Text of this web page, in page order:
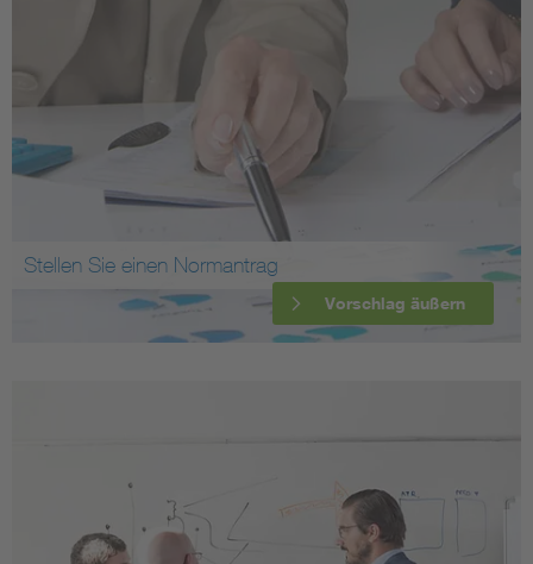
Stellen Sie einen Normantrag
Vorschlag äußern